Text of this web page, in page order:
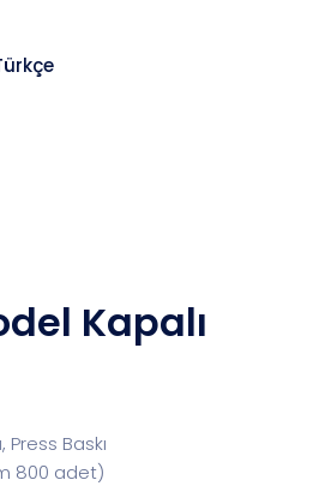
Kapalı
Press Baskı
800 adet)